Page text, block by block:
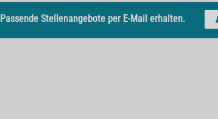
Passende Stellenangebote per E-Mail erhalten.